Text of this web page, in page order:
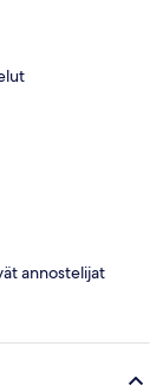
annostelijat